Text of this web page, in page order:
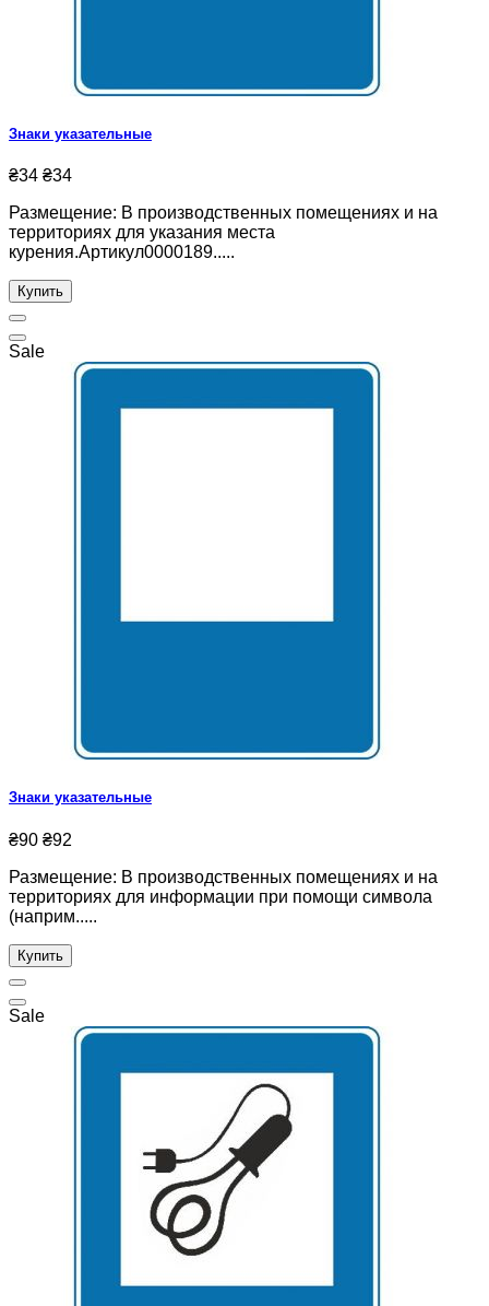
Знаки указательные
₴34 ₴34
Размещение: В производственных помещениях и на
территориях для указания места
курения.Артикул0000189.....
Купить
Sale
Знаки указательные
₴90 ₴92
Размещение: В производственных помещениях и на
территориях для информации при помощи символа
(наприм.....
Купить
Sale